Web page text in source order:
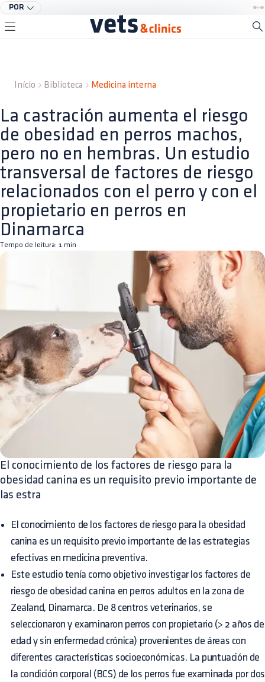
POR
Início Biblioteca Medicina interna
La castración aumenta el riesgo
de obesidad en perros machos,
pero no en hembras. Un estudio
transversal de factores de riesgo
relacionados con el perro y con el
propietario en perros en
Dinamarca
Tempo de leitura: 1 min
El conocimiento de los factores de riesgo para la
obesidad canina es un requisito previo importante de
las estra
El conocimiento de los factores de riesgo para la obesidad
canina es un requisito previo importante de las estrategias
efectivas en medicina preventiva.
Este estudio tenía como objetivo investigar los factores de
riesgo de obesidad canina en perros adultos en la zona de
Zealand, Dinamarca. De 8 centros veterinarios, se
seleccionaron y examinaron perros con propietario (> 2 años de
edad y sin enfermedad crónica) provenientes de áreas con
diferentes características socioeconómicas. La puntuación de
la condición corporal (BCS) de los perros fue examinada por dos